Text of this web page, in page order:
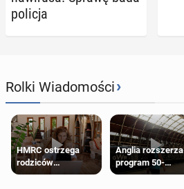
policja
Rolki Wiadomości›
HMRC ostrzega
rodziców
pobierających Child
Anglia rozszerza
program 50-
procentowych